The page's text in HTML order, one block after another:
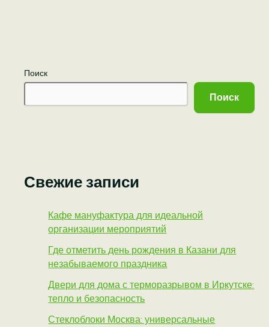
Поиск
Поиск
Свежие записи
Кафе мануфактура для идеальной
организации мероприятий
Где отметить день рождения в Казани для
незабываемого праздника
Двери для дома с терморазрывом в Иркутске:
тепло и безопасность
Стеклоблоки Москва: универсальные